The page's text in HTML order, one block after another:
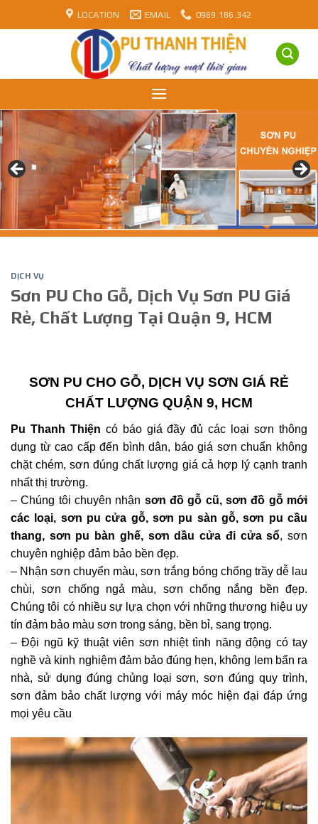
to
LOCATION EMAIL 0969.186.342
DỊCH VỤ
Sơn PU Cho Gỗ, Dịch Vụ Sơn PU Giá
Rẻ, Chất Lượng Tại Quận 9, HCM
SƠN PU CHO GỖ, DỊCH VỤ SƠN GIÁ RẺ
CHẤT LƯỢNG QUẬN 9, HCM
Pu Thanh Thiện có báo giá đầy đủ các loại sơn thông
dụng từ cao cấp đến bình dân, báo giá sơn chuẩn không
chặt chém, sơn đúng chất lượng giá cả hợp lý cạnh tranh
nhất thị trường.
– Chúng tôi chuyên nhận sơn đồ gỗ cũ, sơn đồ gỗ mới
các loại, sơn pu cửa gỗ, sơn pu sàn gỗ, sơn pu cầu
thang, sơn pu bàn ghế, sơn dầu cửa đi cửa sổ, sơn
chuyên nghiệp đảm bảo bền đẹp.
– Nhận sơn chuyển màu, sơn trắng bóng chống trầy dễ lau
chùi, sơn chống ngả màu, sơn chống nắng bền đẹp.
Chúng tôi có nhiều sự lựa chọn với những thương hiệu uy
tín đảm bảo màu sơn trong sáng, bền bỉ, sang trọng.
– Đội ngũ kỹ thuật viên sơn nhiệt tình năng động có tay
nghề và kinh nghiệm đảm bảo đúng hẹn, không lem bẩn ra
nhà, sử dụng đúng chủng loại sơn, sơn đúng quy trình,
sơn đảm bảo chất lượng với máy móc hiện đại đáp ứng
mọi yêu cầu